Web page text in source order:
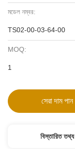
মডেল নম্বর:
TS02-00-03-64-00
MOQ:
1
সেরা দাম পান
বিস্তারিত তথ্য